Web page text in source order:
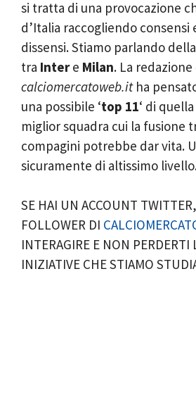
si tratta di una provocazione
d’Italia raccogliendo consensi
dissensi. Stiamo parlando
tra Intere Milan. La redazione
calciomercatoweb.it ha
una possibile ‘top 11‘ di
miglior squadra cui la fusione
compagini potrebbe dar vita.
sicuramente di altissimo
SE HAI UN ACCOUNT
FOLLOWER DI
INTERAGIRE E NON PERDERTI
INIZIATIVE CHE STIAMO